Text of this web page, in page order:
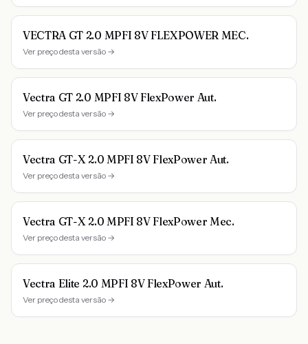
VECTRA GT 2.0 MPFI 8V FLEXPOWER MEC.
Ver preço desta versão →
Vectra GT 2.0 MPFI 8V FlexPower Aut.
Ver preço desta versão →
Vectra GT-X 2.0 MPFI 8V FlexPower Aut.
Ver preço desta versão →
Vectra GT-X 2.0 MPFI 8V FlexPower Mec.
Ver preço desta versão →
Vectra Elite 2.0 MPFI 8V FlexPower Aut.
Ver preço desta versão →